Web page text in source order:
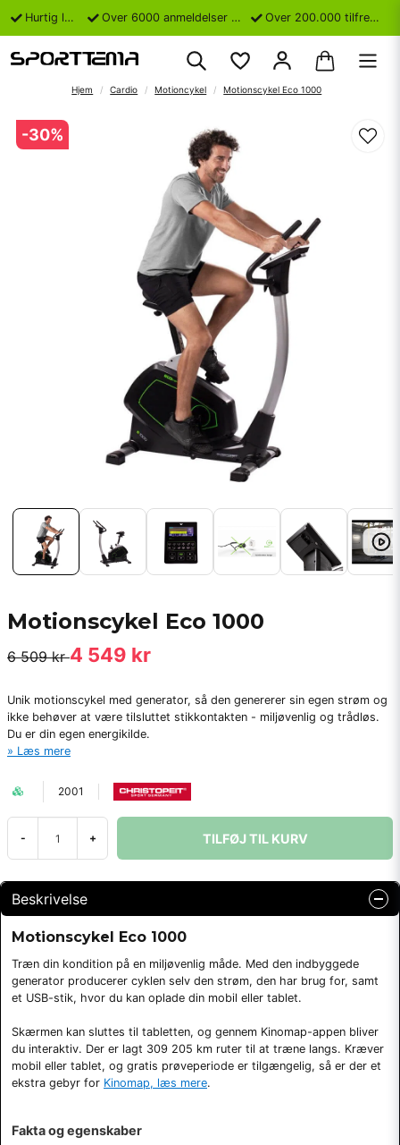
Hurtig levering Over 6000 anmeldelser på Trustpilot Over 200.000 tilfredse kunder
Hjem Cardio Motioncykel Motionscykel Eco 1000
-30%
Motionscykel Eco 1000
6 509 kr4 549 kr
Unik motionscykel med generator, så den genererer sin egen strøm og
ikke behøver at være tilsluttet stikkontakten - miljøvenlig og trådløs.
Du er din egen energikilde.
Læs mere
2001
- + TILFØJ TIL KURV
Beskrivelse
Motionscykel Eco 1000
Træn din kondition på en miljøvenlig måde. Med den indbyggede
generator producerer cyklen selv den strøm, den har brug for, samt
et USB-stik, hvor du kan oplade din mobil eller tablet.
Skærmen kan sluttes til tabletten, og gennem Kinomap-appen bliver
du interaktiv. Der er lagt 309 205 km ruter til at træne langs. Kræver
mobil eller tablet, og gratis prøveperiode er tilgængelig, så er der et
ekstra gebyr for Kinomap, læs mere.
Fakta og egenskaber